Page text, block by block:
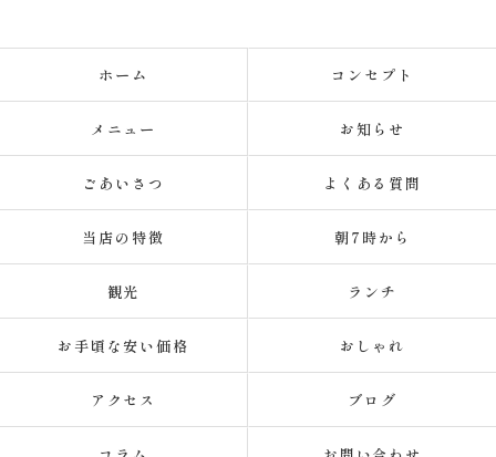
ホーム コンセプト
メニュー お知らせ
ごあいさつ よくある質問
当店の特徴 朝7時から
観光 ランチ
お手頃な安い価格 おしゃれ
アクセス ブログ